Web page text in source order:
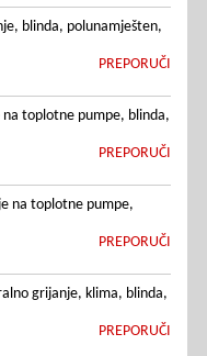
blinda, polunamješten,
PREPORUČI
toplotne pumpe, blinda,
PREPORUČI
na toplotne pumpe,
PREPORUČI
grijanje, klima, blinda,
PREPORUČI